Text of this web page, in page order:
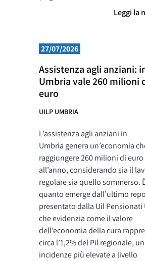
Leggi la
27/07/2026
Assistenza agli anziani:
Umbria vale 260 milioni
euro
UILP UMBRIA
L’assistenza agli anziani in
Umbria genera un’economia
raggiungere 260 milioni di euro
all’anno, considerando sia il
regolare sia quello sommerso.
quanto emerge dall’ultimo
presentato dalla Uil Pensionati
che evidenzia come il valore
dell’economia della cura
circa l’1,2% del Pil regionale,
incidenze più elevate a livello